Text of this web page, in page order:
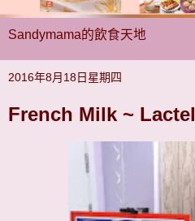
Sandymama的飲食天地
2016年8月18日星期四
French Milk ~ Lactel